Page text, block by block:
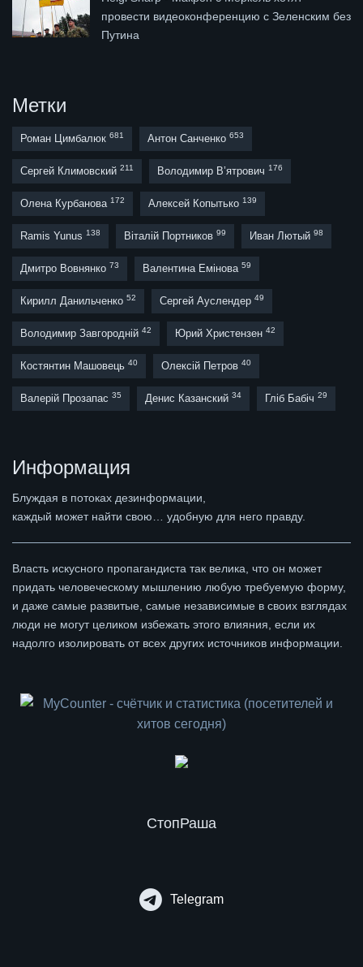
провести видеоконференцию с Зеленским без
Путина
Метки
Роман Цимбалюк 681 Антон Санченко 653
Сергей Климовский 211 Володимир В’ятрович 176
Олена Курбанова 172 Алексей Копытько 139
Ramis Yunus 138 Віталій Портников 99 Иван Лютый 98
Дмитро Вовнянко 73 Валентина Емінова 59
Кирилл Данильченко 52 Сергей Ауслендер 49
Володимир Завгородній 42 Юрий Христензен 42
Костянтин Машовець 40 Олексій Петров 40
Валерій Прозапас 35 Денис Казанский 34 Гліб Бабіч 29
Информация
Блуждая в потоках дезинформации,
каждый может найти свою… удобную для него правду.
Власть искусного пропагандиста так велика, что он может
придать человеческому мышлению любую требуемую форму,
и даже самые развитые, самые независимые в своих взглядах
люди не могут целиком избежать этого влияния, если их
надолго изолировать от всех других источников информации.
СтопРаша
Telegram